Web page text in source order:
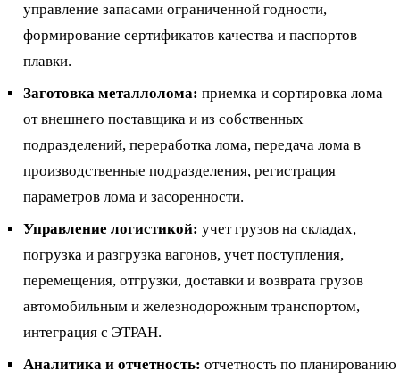
управление запасами ограниченной годности,
формирование сертификатов качества и паспортов
плавки.
Заготовка металлолома: приемка и сортировка лома
от внешнего поставщика и из собственных
подразделений, переработка лома, передача лома в
производственные подразделения, регистрация
параметров лома и засоренности.
Управление логистикой: учет грузов на складах,
погрузка и разгрузка вагонов, учет поступления,
перемещения, отгрузки, доставки и возврата грузов
автомобильным и железнодорожным транспортом,
интеграция с ЭТРАН.
Аналитика и отчетность: отчетность по планированию